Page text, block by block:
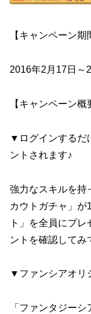
【キャンペーン期
2016年2月17日～
【キャンペーン概
▼ログインするだ
ントされます♪
強力なスキルを持
カウトガチャ」が
ト」を全員にプ
ントを確認してみ
▼ファンシアオリ
「ファンタジー